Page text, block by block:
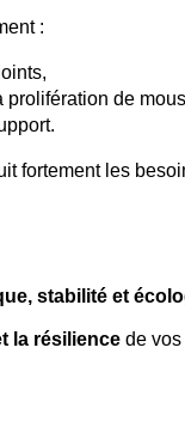
:
prolifération de
fortement les
stabilité et
la résilience de